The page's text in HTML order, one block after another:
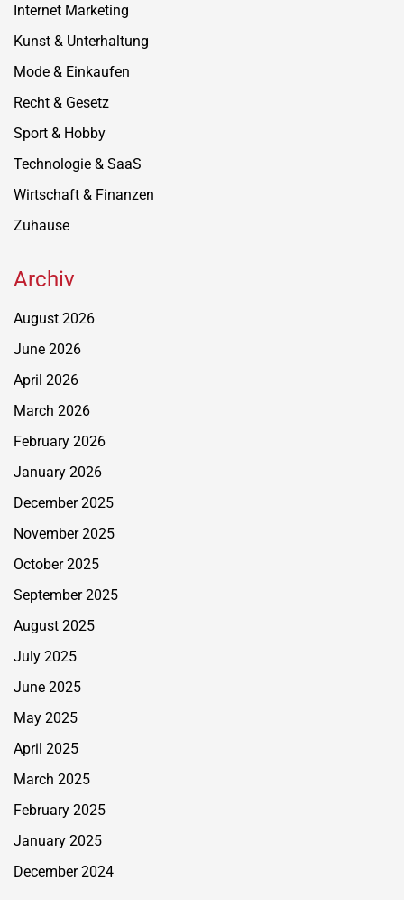
Internet Marketing
Kunst & Unterhaltung
Mode & Einkaufen
Recht & Gesetz
Sport & Hobby
Technologie & SaaS
Wirtschaft & Finanzen
Zuhause
Archiv
August 2026
June 2026
April 2026
March 2026
February 2026
January 2026
December 2025
November 2025
October 2025
September 2025
August 2025
July 2025
June 2025
May 2025
April 2025
March 2025
February 2025
January 2025
December 2024